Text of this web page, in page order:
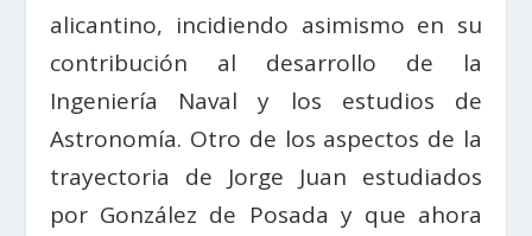
alicantino, incidiendo asimismo en su
contribución al desarrollo de la
Ingeniería Naval y los estudios de
Astronomía. Otro de los aspectos de la
trayectoria de Jorge Juan estudiados
por González de Posada y que ahora